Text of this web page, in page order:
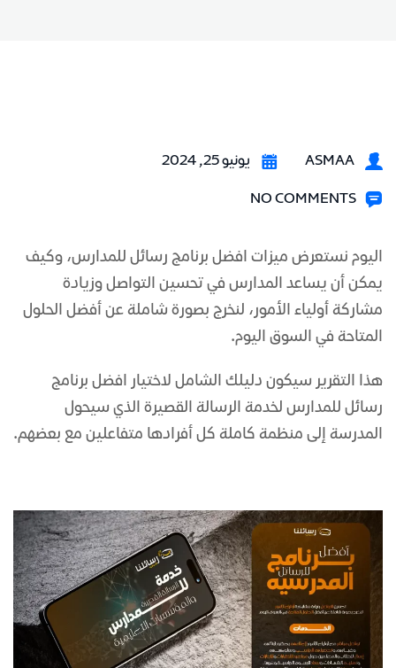
ASMAA يونيو 25, 2024
NO COMMENTS
اليوم نستعرض ميزات افضل برنامج رسائل للمدارس، وكيف
يمكن أن يساعد المدارس في تحسين التواصل وزيادة
مشاركة أولياء الأمور، لنخرج بصورة شاملة عن أفضل الحلول
المتاحة في السوق اليوم.
هذا التقرير سيكون دليلك الشامل لاختيار افضل برنامج
رسائل للمدارس لخدمة الرسالة القصيرة الذي سيحول
المدرسة إلى منظمة كاملة كل أفرادها متفاعلين مع بعضهم.